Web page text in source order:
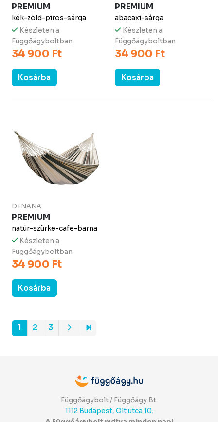
PREMIUM
kék-zöld-piros-sárga
Készleten a
Függőágyboltban
34 900 Ft
Kosárba
PREMIUM
abacaxi-sárga
Készleten a
Függőágyboltban
34 900 Ft
Kosárba
DENANA
PREMIUM
natúr-szürke-cafe-barna
Készleten a
Függőágyboltban
34 900 Ft
Kosárba
1 2 3
Függőágybolt / Függőágy Bt.
1112 Budapest, Olt utca 10.